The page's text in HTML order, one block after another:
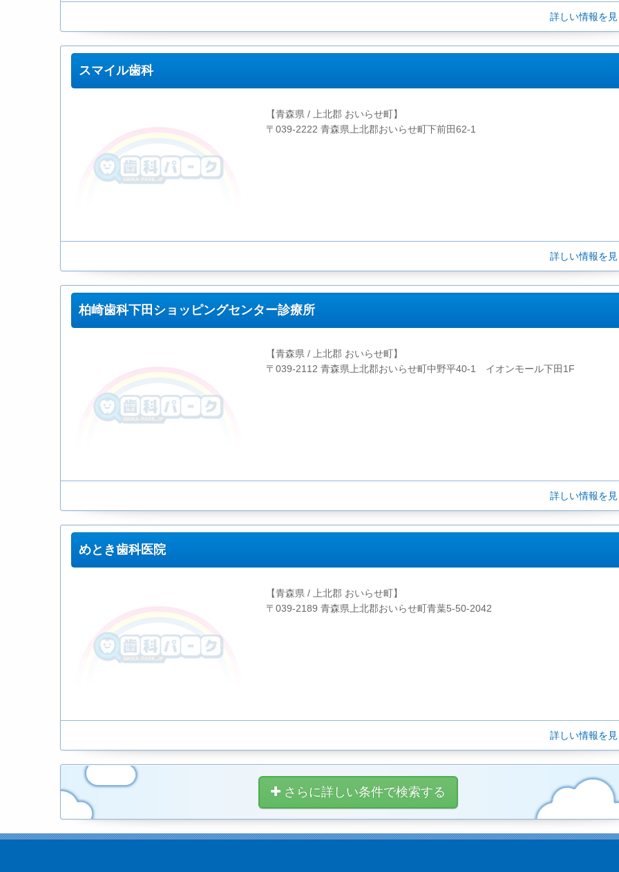
詳しい情報を
スマイル歯科
【青森県 / 上北郡 おいらせ町】
〒039-2222 青森県上北郡おいらせ町下前田62-1
詳しい情報を
柏崎歯科下田ショッピングセンター診療所
【青森県 / 上北郡 おいらせ町】
〒039-2112 青森県上北郡おいらせ町中野平40-1 イオンモール下田1F
詳しい情報を
めとき歯科医院
【青森県 / 上北郡 おいらせ町】
〒039-2189 青森県上北郡おいらせ町青葉5-50-2042
詳しい情報を
さらに詳しい条件で検索する